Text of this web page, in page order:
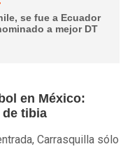
se fue a Ecuador
a mejor DT
en México:
tibia
Carrasquilla sólo